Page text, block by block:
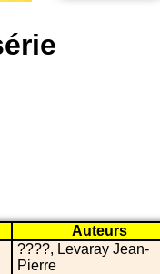
Auteurs
????, Levaray Jean-
Pierre